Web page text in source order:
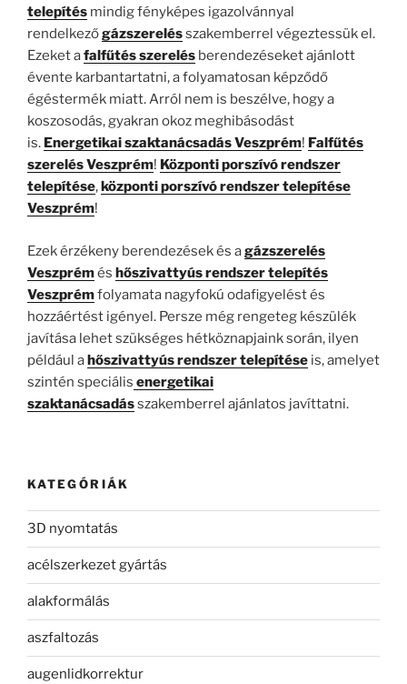
telepítés mindig fényképes igazolvánnyal
rendelkezőgázszerelésszakemberrel végeztessük el.
Ezeket afalfűtés szerelés berendezéseket ajánlott
évente karbantartatni, a folyamatosan képződő
égéstermék miatt. Arról nem is beszélve, hogy a
koszosodás, gyakran okoz meghibásodást
is. Energetikai szaktanácsadás Veszprém! Falfűtés
szerelés Veszprém! Központi porszívó rendszer
telepítése,központi porszívó rendszer telepítése
Veszprém!
Ezek érzékeny berendezések és agázszerelés
Veszprémés hőszivattyús rendszer telepítés
Veszprémfolyamata nagyfokú odafigyelést és
hozzáértést igényel. Persze még rengeteg készülék
javítása lehet szükséges hétköznapjaink során, ilyen
például ahőszivattyús rendszer telepítése is, amelyet
szintén speciális energetikai
szaktanácsadásszakemberrel ajánlatos javíttatni.
KATEGÓRIÁK
3D nyomtatás
acélszerkezet gyártás
alakformálás
aszfaltozás
augenlidkorrektur